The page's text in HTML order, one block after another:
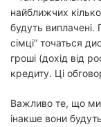
найближчих
будуть
сімці” точаться
гроші (дохід від
кредиту. Ці
Важливо те, що ми
інакше вони